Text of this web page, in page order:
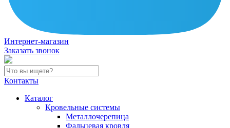
Интернет-магазин
Заказать звонок
Контакты
Каталог
Кровельные системы
Металлочерепица
Фальцевая кровля